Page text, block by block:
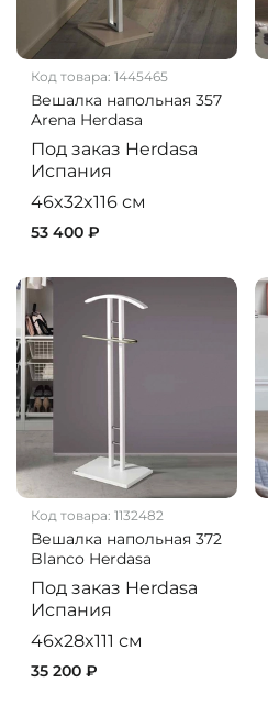
Код товара: 1445465
Вешалка напольная 357
Arena Herdasa
Под заказ Herdasa
Испания
46x32x116 см
53 400 ₽
Код товара: 1132482
Вешалка напольная 372
Blanco Herdasa
Под заказ Herdasa
Испания
46x28x111 см
35 200 ₽